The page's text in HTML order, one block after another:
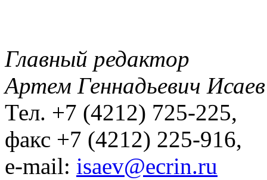
Главный редактор
Артем Геннадьевич Исаев
Тел. +7 (4212) 725-225,
факс +7 (4212) 225-916,
e-mail: isaev@ecrin.ru